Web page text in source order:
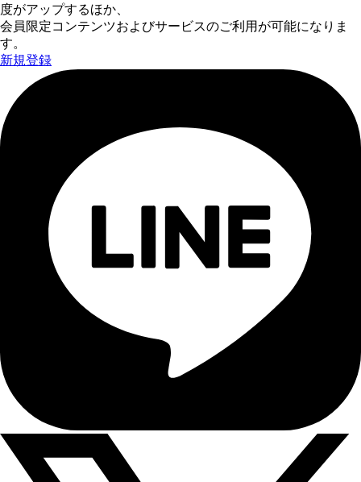
度がアップするほか、
会員限定コンテンツおよびサービスのご利用が可能になりま
す。
新規登録